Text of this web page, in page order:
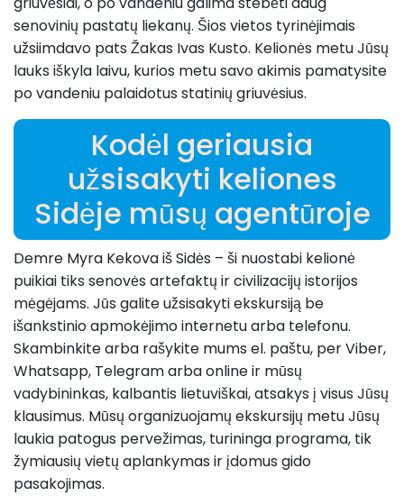
senovinių pastatų liekanų. Šios vietos tyrinėjimais
užsiimdavo pats Žakas Ivas Kusto. Kelionės metu Jūsų
lauks iškyla laivu, kurios metu savo akimis pamatysite
po vandeniu palaidotus statinių griuvėsius.
Kodėl geriausia
užsisakyti keliones
Sidėje mūsų agentūroje
Demre Myra Kekova iš Sidės – ši nuostabi kelionė
puikiai tiks senovės artefaktų ir civilizacijų istorijos
mėgėjams. Jūs galite užsisakyti ekskursiją be
išankstinio apmokėjimo internetu arba telefonu.
Skambinkite arba rašykite mums el. paštu, per Viber,
Whatsapp, Telegram arba online ir mūsų
vadybininkas, kalbantis lietuviškai, atsakys į visus Jūsų
klausimus. Mūsų organizuojamų ekskursijų metu Jūsų
laukia patogus pervežimas, turininga programa, tik
žymiausių vietų aplankymas ir įdomus gido
pasakojimas.